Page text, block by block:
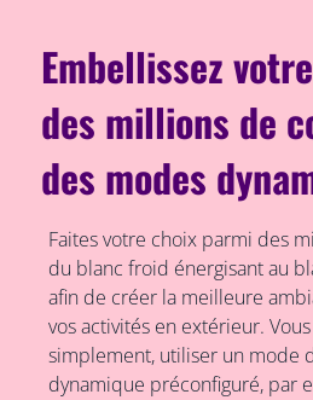
Embellissez
des millions de
des modes
Faites votre choix parmi des
du blanc froid énergisant au
afin de créer la meilleure
vos activités en extérieur.
simplement, utiliser un mode
dynamique préconfiguré, par